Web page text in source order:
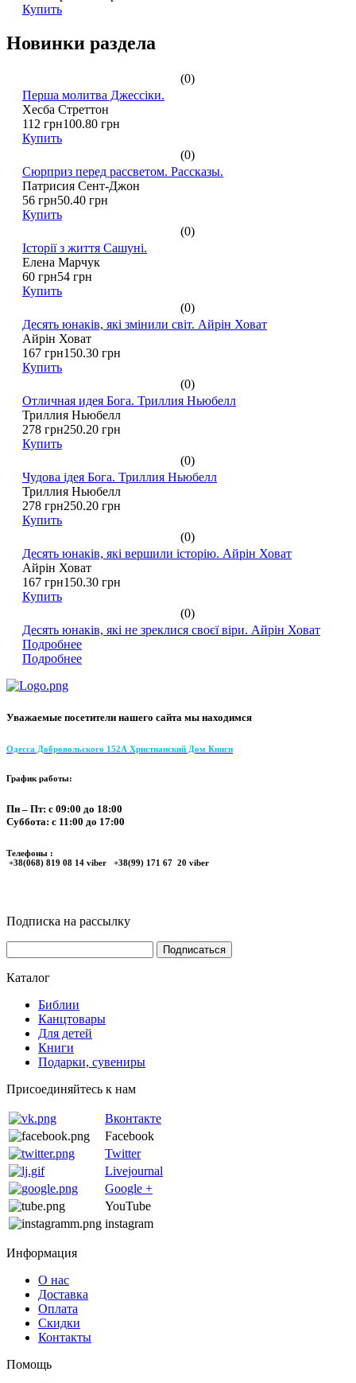
Купить
Новинки раздела
(0)
Перша молитва Джессіки.
Хесба Стреттон
112 грн100.80 грн
Купить
(0)
Сюрприз перед рассветом. Рассказы.
Патрисия Сент-Джон
56 грн50.40 грн
Купить
(0)
Історії з життя Сашуні.
Елена Марчук
60 грн54 грн
Купить
(0)
Десять юнаків, які змінили світ. Айрін Ховат
Айрін Ховат
167 грн150.30 грн
Купить
(0)
Отличная идея Бога. Триллия Ньюбелл
Триллия Ньюбелл
278 грн250.20 грн
Купить
(0)
Чудова ідея Бога. Триллия Ньюбелл
Триллия Ньюбелл
278 грн250.20 грн
Купить
(0)
Десять юнаків, які вершили історію. Айрін Ховат
Айрін Ховат
167 грн150.30 грн
Купить
(0)
Десять юнаків, які не зреклися своєї віри. Айрін Ховат
Подробнее
Подробнее
Уважаемые посетители нашего сайта мы находимся
Одесса Добровольского 152А Христианский Дом Книги
График работы:
Пн – Пт: с 09:00 до 18:00
Суббота: с 11:00 до 17:00
Телефоны :
+38(068) 819 08 14 viber +38(99) 171 67 20 viber
Подписка на рассылку
Каталог
Библии
Канцтовары
Для детей
Книги
Подарки, сувениры
Присоединяйтесь к нам
Вконтакте
Facebook
Twitter
Livejournal
Google +
YouTube
instagram
Информация
О нас
Доставка
Оплата
Скидки
Контакты
Помощь